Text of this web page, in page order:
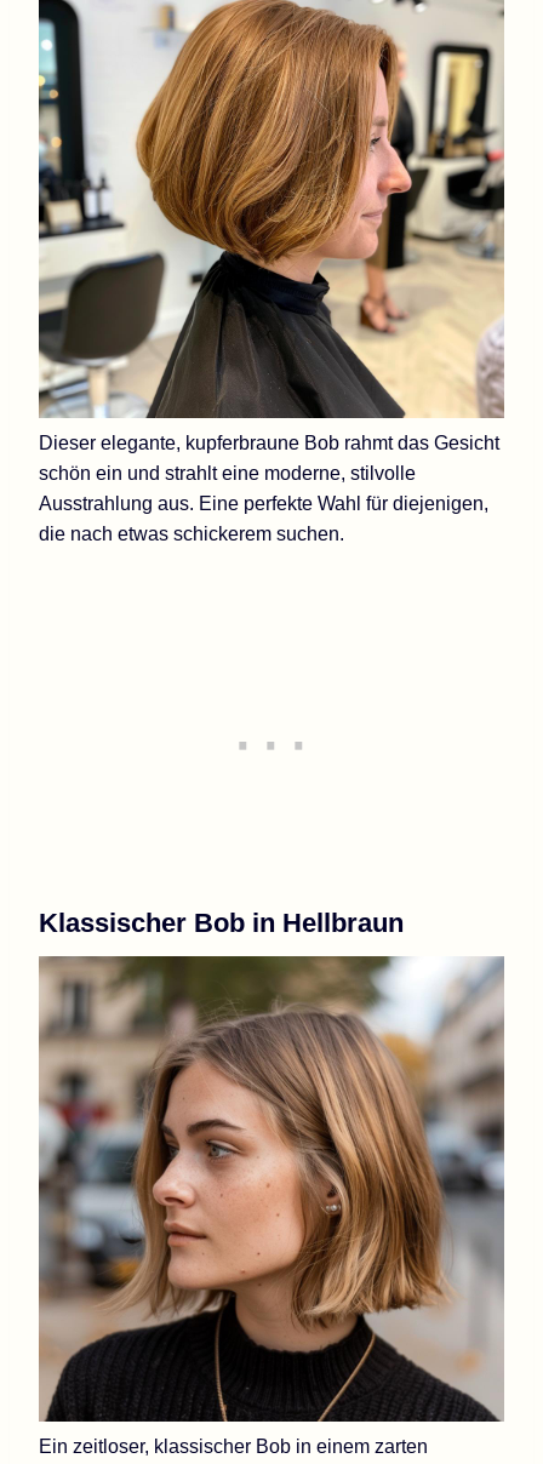
Dieser elegante, kupferbraune Bob rahmt das Gesicht
schön ein und strahlt eine moderne, stilvolle
Ausstrahlung aus. Eine perfekte Wahl für diejenigen,
die nach etwas schickerem suchen.
Klassischer Bob in Hellbraun
Ein zeitloser, klassischer Bob in einem zarten